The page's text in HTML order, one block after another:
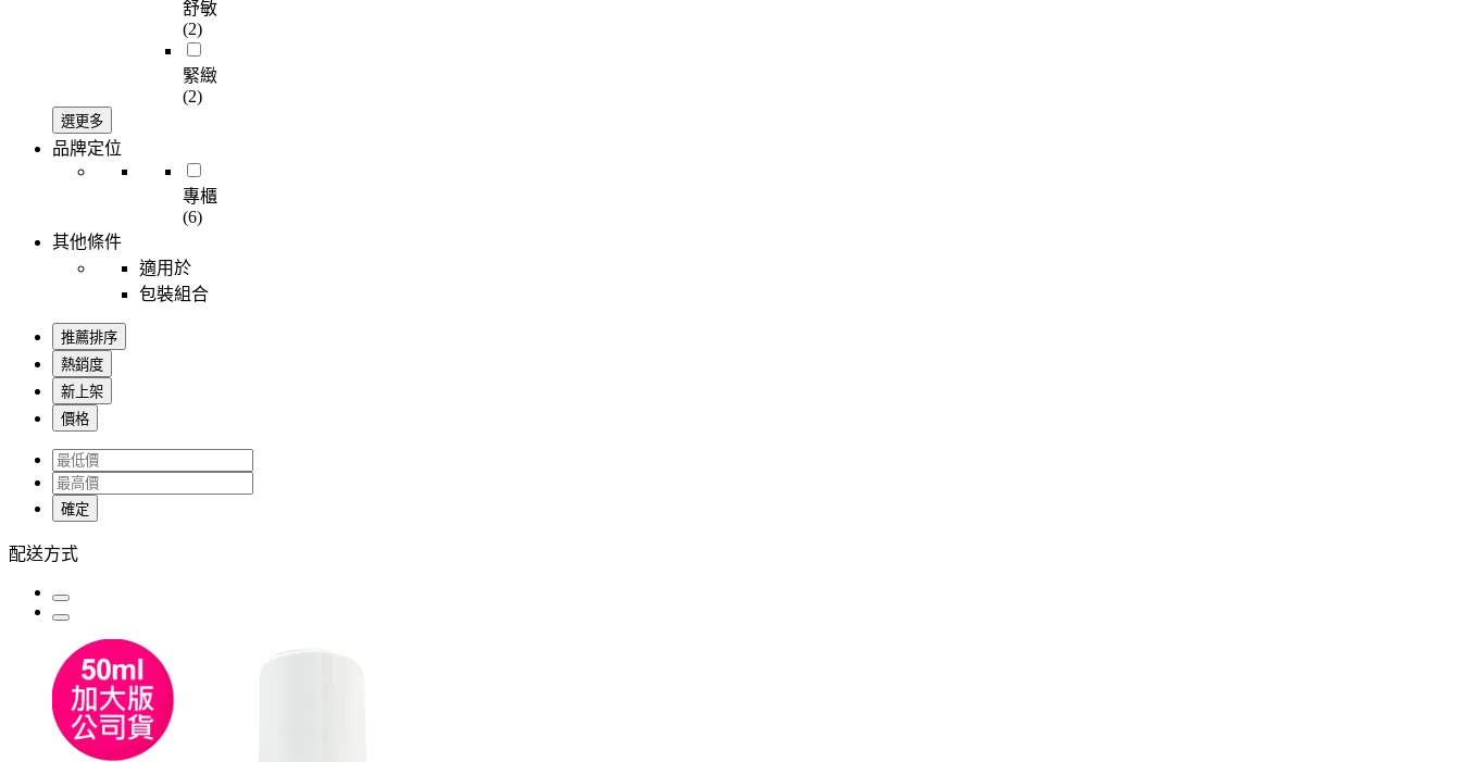
舒敏
(2)
緊緻
(2)
選更多
品牌定位
專櫃
(6)
其他條件
適用於
包裝組合
推薦排序
熱銷度
新上架
價格
確定
配送方式